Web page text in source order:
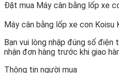
Đặt mua Máy cân bằng lốp xe
Máy cân bằng lốp xe con Koisu
Bạn vui lòng nhập đúng số
nhận đơn hàng trước khi giao
Thông tin người mua